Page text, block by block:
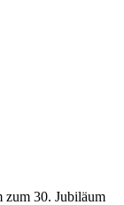
30. Jubiläum